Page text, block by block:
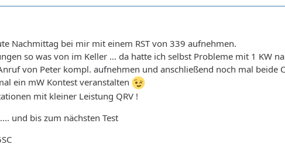
Nachmittag bei mir mit einem RST von 339 aufnehmen.
so was von im Keller ... da hatte ich selbst Probleme mit 1 KW
von Peter kompl. aufnehmen und anschließend noch mal beide
ein mW Kontest veranstalten
mit kleiner Leistung QRV !
und bis zum nächsten Test